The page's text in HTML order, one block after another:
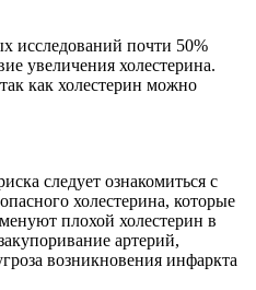
исследований почти 50%
увеличения холестерина.
как холестерин можно
следует ознакомиться с
холестерина, которые
плохой холестерин в
артерий,
возникновения инфаркта